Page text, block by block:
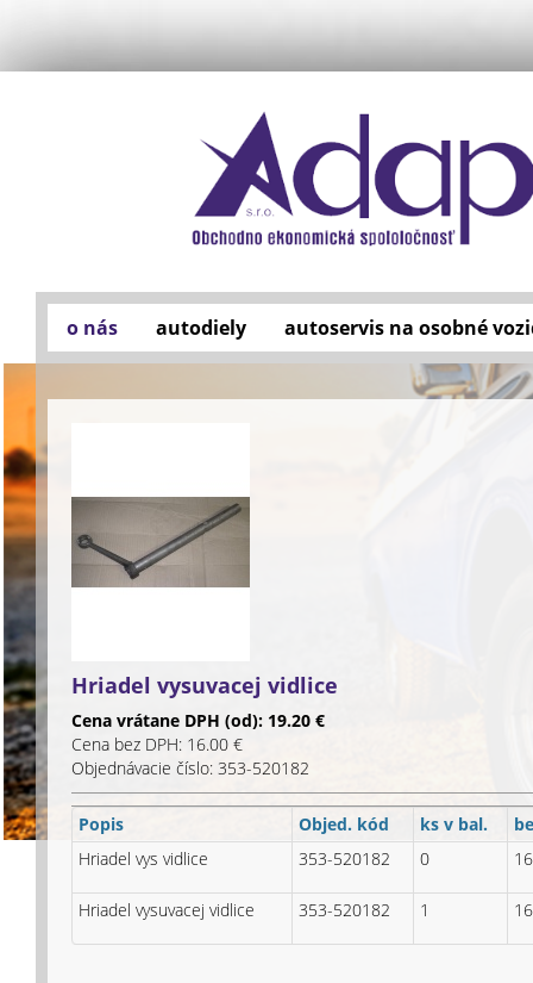
o nás autodiely autoservis na osobné
Hriadel vysuvacej vidlice
Cena vrátane DPH (od): 19.20 €
Cena bez DPH: 16.00 €
Objednávacie číslo: 353-520182
Popis Objed. kód ks v bal.
Hriadel vys vidlice
353-520182 0
Hriadel vysuvacej vidlice 353-520182 1